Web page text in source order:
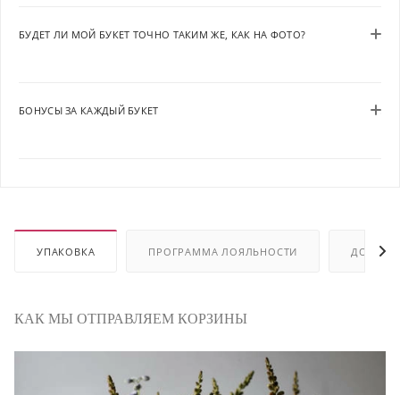
БУДЕТ ЛИ МОЙ БУКЕТ ТОЧНО ТАКИМ ЖЕ, КАК НА ФОТО?
БОНУСЫ ЗА КАЖДЫЙ БУКЕТ
УПАКОВКА ПРОГРАММА ЛОЯЛЬНОСТИ
КАК МЫ ОТПРАВЛЯЕМ КОРЗИНЫ